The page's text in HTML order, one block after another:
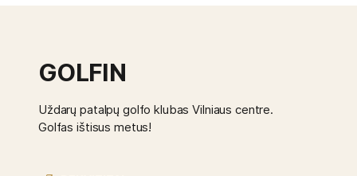
GOLFIN
Uždarų patalpų golfo klubas Vilniaus centre.
Golfas ištisus metus!